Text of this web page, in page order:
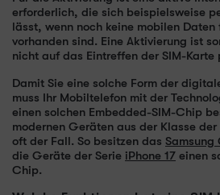
erforderlich, die sich beispielsweise
lässt, wenn noch keine mobilen
vorhanden sind. Eine Aktivierung ist
nicht auf das Eintreffen der SIM-Karte
Damit Sie eine solche Form der
muss Ihr Mobiltelefon mit der
einen solchen Embedded-SIM-Chip
modernen Geräten aus der Klasse
oft der Fall. So besitzen das Samsung
die Geräte der Serie iPhone 17 einen
Chip.